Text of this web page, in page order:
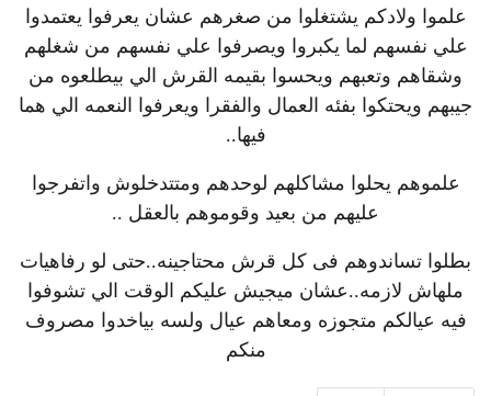
علموا ولادكم يشتغلوا من صغرهم عشان يعرفوا يعتمدوا
علي نفسهم لما يكبروا ويصرفوا علي نفسهم من شغلهم
وشقاهم وتعبهم ويحسوا بقيمه القرش الي بيطلعوه من
جيبهم ويحتكوا بفئه العمال والفقرا ويعرفوا النعمه الي هما
فيها..
علموهم يحلوا مشاكلهم لوحدهم ومتتدخلوش واتفرجوا
عليهم من بعيد وقوموهم بالعقل ..
بطلوا تساندوهم فى كل قرش محتاجينه..حتى لو رفاهيات
ملهاش لازمه..عشان ميجيش عليكم الوقت الي تشوفوا
فيه عيالكم متجوزه ومعاهم عيال ولسه بياخدوا مصروف
منكم